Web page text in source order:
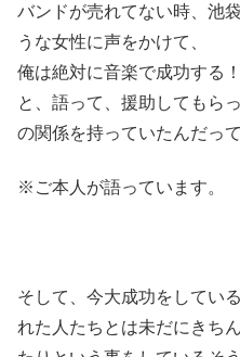
バンドが売れてない時、池
うな女性に声をかけて、
俺は絶対に音楽で成功する！
と、語って、援助してもら
の関係を持っていたんだって
※ご本人が語っています。
そして、今大成功をしてい
れた人たちとは未だにきち